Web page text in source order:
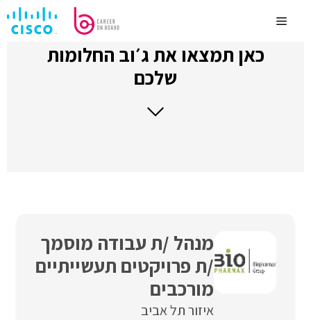
לתוכןMenu
כאן תמצאו את ג׳וב החלומות
שלכם
מנהל /ת עבודה מוסמך
/ת פרויקטים תעשייתיים
מורכבים
איזור תל אביב